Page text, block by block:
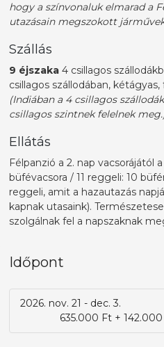
hogy a színvonaluk elmarad a
utazásain megszokott
Szállás
9 éjszaka4 csillagos
csillagos szállodában,
(Indiában a 4 csillagos
csillagos szintnek felelnek
Ellátás
Félpanzió a 2. nap vacsorájától
büfévacsora / 11 reggeli: 10
reggeli, amit a hazautazás
kapnak utasaink).
szolgálnak fel a napszaknak
Időpont
2026. nov. 21 - dec. 3.
635.000 Ft +